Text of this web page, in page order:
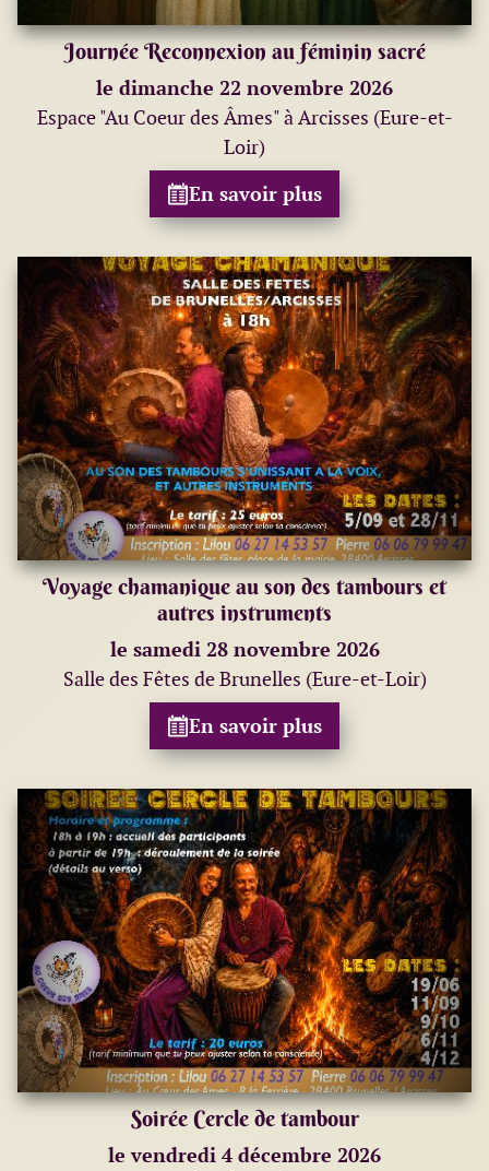
Journée Reconnexion au féminin sacré
le dimanche 22 novembre 2026
Espace "Au Coeur des Âmes" à Arcisses (Eure-et-
Loir)
En savoir plus
Voyage chamanique au son des tambours et
autres instruments
le samedi 28 novembre 2026
Salle des Fêtes de Brunelles (Eure-et-Loir)
En savoir plus
Soirée Cercle de tambour
le vendredi 4 décembre 2026